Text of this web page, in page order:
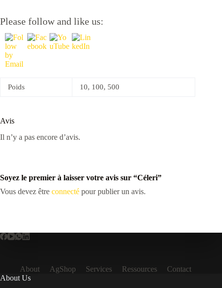
Please follow and like us:
Poids 10, 100, 500
Avis
Il n’y a pas encore d’avis.
Soyez le premier à laisser votre avis sur “Céleri”
Vous devez être connecté pour publier un avis.
About AgShop Services Ressources
Contact
About Us